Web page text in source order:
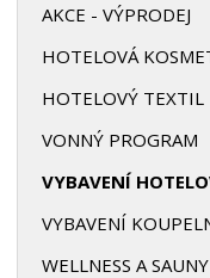
AKCE - VÝPRODEJ
HOTELOVÁ
HOTELOVÝ TEXTIL
VONNÝ PROGRAM
VYBAVENÍ
VYBAVENÍ
WELLNESS A SAUNY